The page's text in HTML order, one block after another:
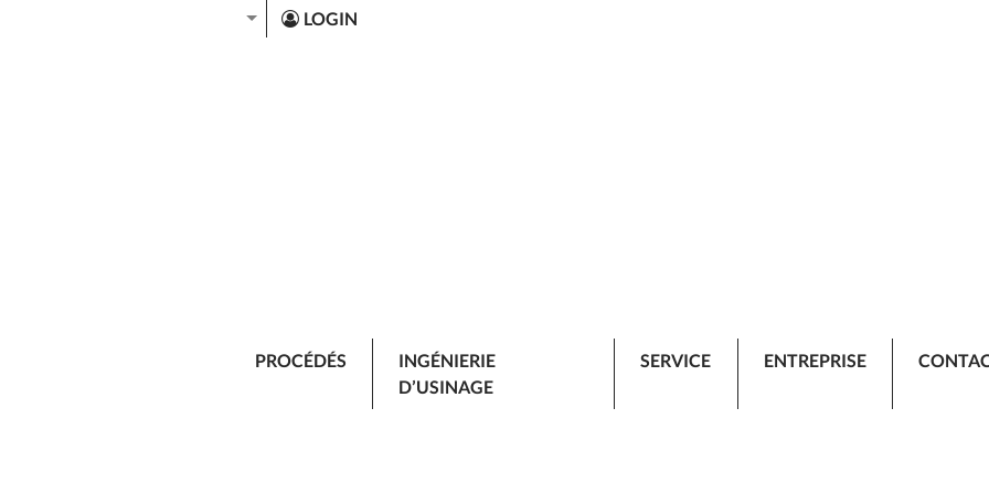
LOGIN
PROCÉDÉS
INGÉNIERIE
D’USINAGE
SERVICE ENTREPRISE